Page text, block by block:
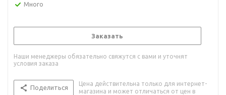
Много
Заказать
Наши менеджеры обязательно свяжутся с вами и уточнят
условия заказа
Поделиться
Цена действительна только для интернет-
магазина и может отличаться от цен в